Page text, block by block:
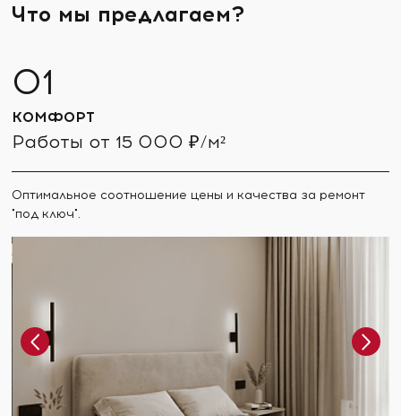
Что мы предлагаем?
КОМФОРТ
Работы от 15 000 ₽/м²
Оптимальное соотношение цены и качества за ремонт
"под ключ".